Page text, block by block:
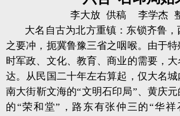
李大放 供稿 李学杰
大名自古为北方重镇：东锁齐鲁
之要冲，扼冀鲁豫三省之咽喉。由于
时军政、文化、教育、商业的需要，
达。从民国二十年左右算起，仅大名
南大街靳文海的“文明石印局”、黄庆
的“荣和堂”，路东有张仲三的“华祥